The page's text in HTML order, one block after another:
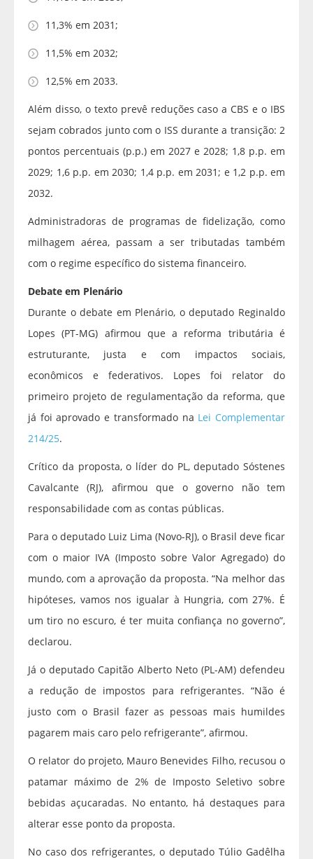
11,3% em 2031;
11,5% em 2032;
12,5% em 2033.
Além disso, o texto prevê reduções caso a CBS e o IBS
sejam cobrados junto com o ISS durante a transição: 2
pontos percentuais (p.p.) em 2027 e 2028; 1,8 p.p. em
2029; 1,6 p.p. em 2030; 1,4 p.p. em 2031; e 1,2 p.p. em
2032.
Administradoras de programas de fidelização, como
milhagem aérea, passam a ser tributadas também
com o regime específico do sistema financeiro.
Debate em Plenário
Durante o debate em Plenário, o deputado Reginaldo
Lopes (PT-MG) afirmou que a reforma tributária é
estruturante, justa e com impactos sociais,
econômicos e federativos. Lopes foi relator do
primeiro projeto de regulamentação da reforma, que
já foi aprovado e transformado na Lei Complementar
214/25.
Crítico da proposta, o líder do PL, deputado Sóstenes
Cavalcante (RJ), afirmou que o governo não tem
responsabilidade com as contas públicas.
Para o deputado Luiz Lima (Novo-RJ), o Brasil deve ficar
com o maior IVA (Imposto sobre Valor Agregado) do
mundo, com a aprovação da proposta. “Na melhor das
hipóteses, vamos nos igualar à Hungria, com 27%. É
um tiro no escuro, é ter muita confiança no governo”,
declarou.
Já o deputado Capitão Alberto Neto (PL-AM) defendeu
a redução de impostos para refrigerantes. “Não é
justo com o Brasil fazer as pessoas mais humildes
pagarem mais caro pelo refrigerante”, afirmou.
O relator do projeto, Mauro Benevides Filho, recusou o
patamar máximo de 2% de Imposto Seletivo sobre
bebidas açucaradas. No entanto, há destaques para
alterar esse ponto da proposta.
No caso dos refrigerantes, o deputado Túlio Gadêlha